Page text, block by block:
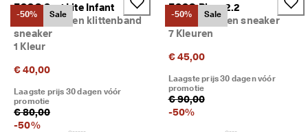
-50% Sale
ECCO Sp.1 Lite Infant
Kinderen leren klittenband
sneaker
1 Kleur
€ 40,00
Laagste prijs 30 dagen vóór
promotie
€ 80,00
-50%
-50% Sale
ECCO Biom 2.2
Kinderen leren sneaker
7 Kleuren
€ 45,00
Laagste prijs 30 dagen vóór
promotie
€ 90,00
-50%